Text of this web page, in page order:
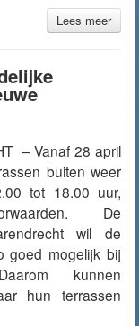
Lees meer
– Vanaf 28 april
buiten weer
tot 18.00 uur,
De
wil de
goed mogelijk bij
kunnen
hun terrassen